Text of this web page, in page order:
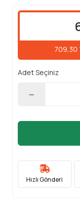
709,30
Adet Seçiniz
Hızlı Gönderi